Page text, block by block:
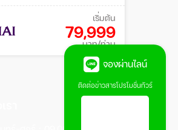
เริ่มต้น
79,999
บาท/ท่าน
จองผ่านไลน์
ติดต่อข่าวสารโปรโมชั่นทัวร์